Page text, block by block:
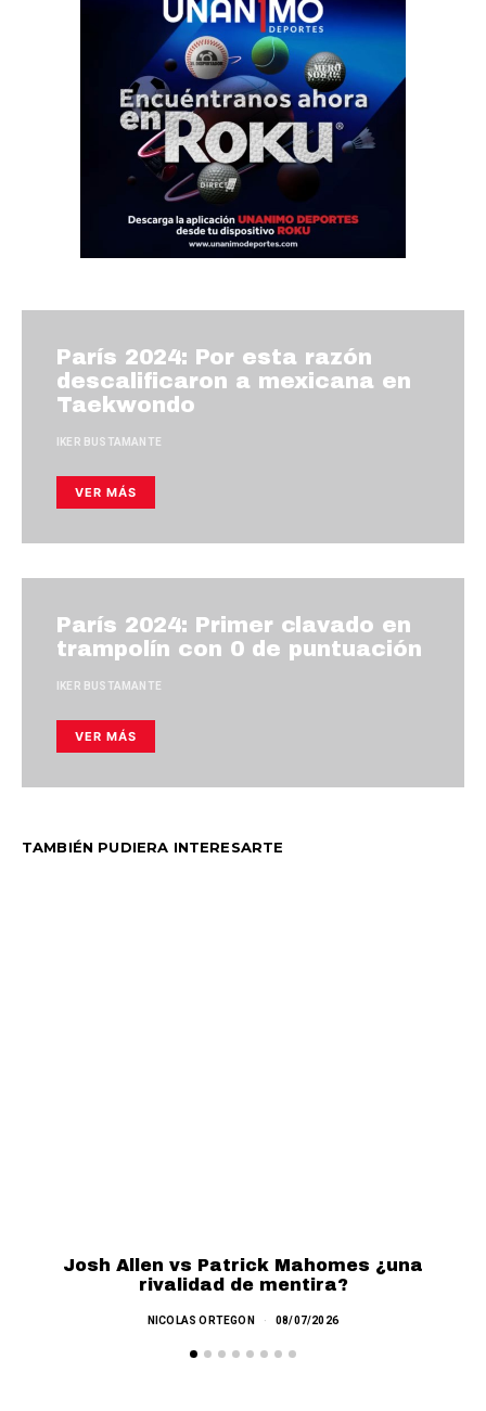
París 2024: Por esta razón
descalificaron a mexicana en
Taekwondo
IKER BUSTAMANTE
VER MÁS
París 2024: Primer clavado en
trampolín con 0 de puntuación
IKER BUSTAMANTE
VER MÁS
TAMBIÉN PUDIERA INTERESARTE
Josh Allen vs Patrick Mahomes ¿una
rivalidad de mentira?
NICOLAS ORTEGON 08/07/2026